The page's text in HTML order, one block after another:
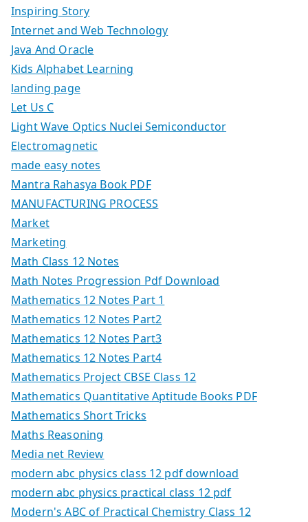
Inspiring Story
Internet and Web Technology
Java And Oracle
Kids Alphabet Learning
landing page
Let Us C
Light Wave Optics Nuclei Semiconductor
Electromagnetic
made easy notes
Mantra Rahasya Book PDF
MANUFACTURING PROCESS
Market
Marketing
Math Class 12 Notes
Math Notes Progression Pdf Download
Mathematics 12 Notes Part 1
Mathematics 12 Notes Part2
Mathematics 12 Notes Part3
Mathematics 12 Notes Part4
Mathematics Project CBSE Class 12
Mathematics Quantitative Aptitude Books PDF
Mathematics Short Tricks
Maths Reasoning
Media net Review
modern abc physics class 12 pdf download
modern abc physics practical class 12 pdf
Modern's ABC of Practical Chemistry Class 12